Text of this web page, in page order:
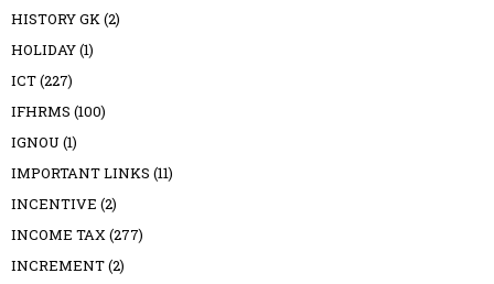
HISTORY GK(2)
HOLIDAY(1)
ICT(227)
IFHRMS (100)
IGNOU (1)
IMPORTANT LINKS (11)
INCENTIVE (2)
INCOME TAX(277)
INCREMENT(2)